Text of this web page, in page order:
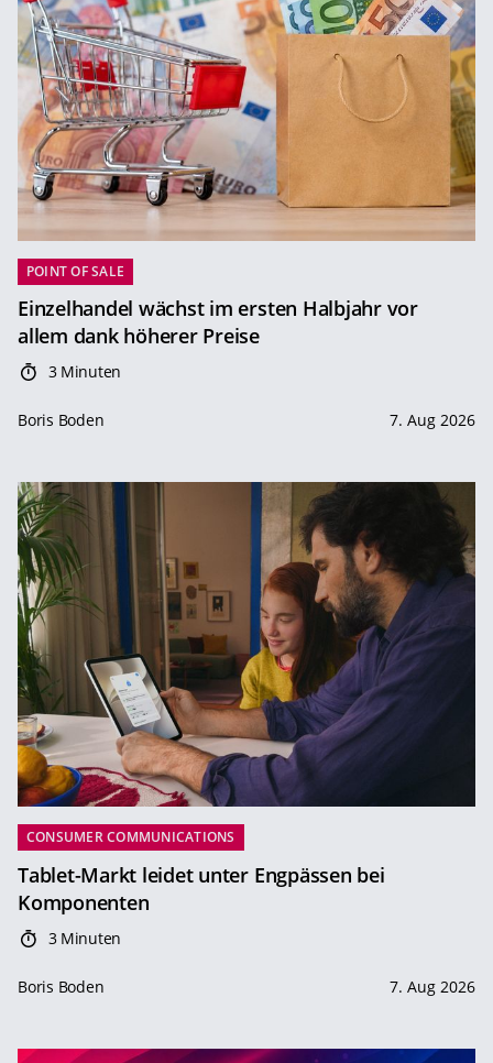
POINT OF SALE
Einzelhandel wächst im ersten Halbjahr vor
allem dank höherer Preise
3 Minuten
Boris Boden 7. Aug 2026
CONSUMER COMMUNICATIONS
Tablet-Markt leidet unter Engpässen bei
Komponenten
3 Minuten
Boris Boden 7. Aug 2026